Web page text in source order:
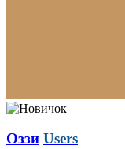
Оззи Users